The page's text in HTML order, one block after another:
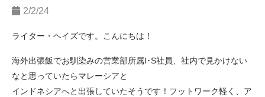
2/2/24
ライター・ヘイズです。こんにちは！
海外出張飯でお馴染みの営業部所属I･S社員、社内で見かけない
なと思っていたらマレーシアと
インドネシアへと出張していたそうです！フットワーク軽く、ア